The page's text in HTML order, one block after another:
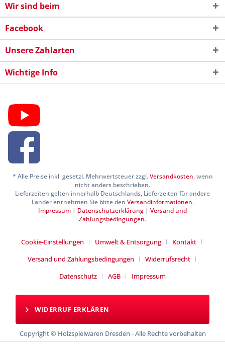
Wir sind beim
Facebook
Unsere Zahlarten
Wichtige Info
* Alle Preise inkl. gesetzl. Mehrwertsteuer zzgl.Versandkosten, wenn
nicht anders beschrieben.
Lieferzeiten gelten innerhalb Deutschlands, Lieferzeiten für andere
Länder entnehmen Sie bitte den Versandinformationen.
Impressum | Datenschutzerklärung | Versand und
Zahlungsbedingungen.
Cookie-Einstellungen Umwelt & Entsorgung
Kontakt
Versand und Zahlungsbedingungen
Widerrufsrecht
Datenschutz
AGB Impressum
WIDERRUF ERKLÄREN
Copyright © Holzspielwaren Dresden - Alle Rechte vorbehalten